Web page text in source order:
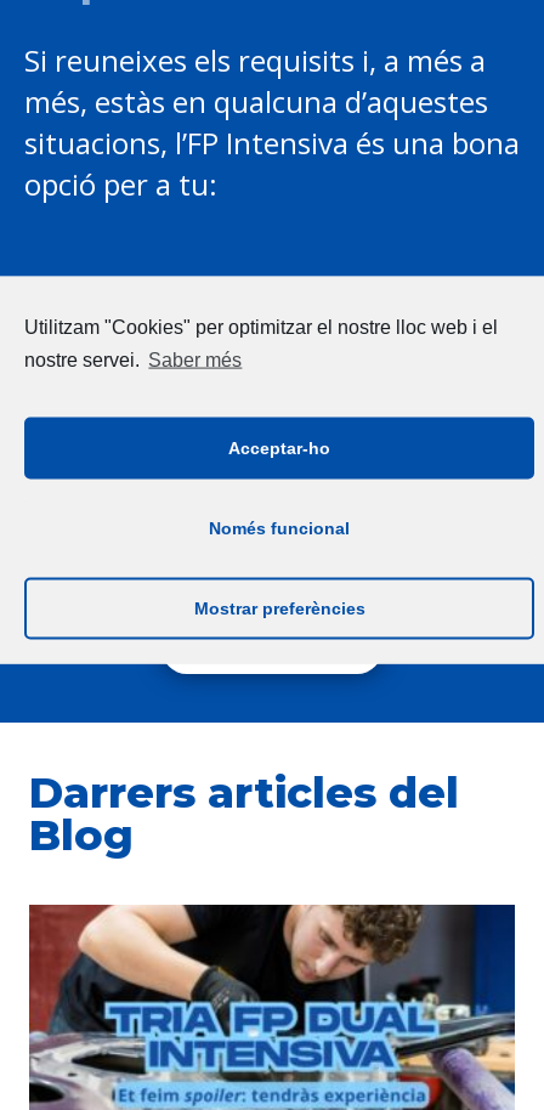
Si reuneixes els requisits i, a més a
més, estàs en qualcuna d’aquestes
situacions, l’FP Intensiva és una bona
opció per a tu:
Estàs disposat/da a fer l’esforç que suposa estudiar i
Vols obtenir una titulació i al mateix temps experiència
Has tingut experiència laboral prèvia i coneixes el sector,
a alumne-treballador i acordes amb ella fer la l’FP Intensiva
Darrers articles del
Blog
Utilitzam "Cookies" per optimitzar el nostre lloc web i el
nostre servei. Saber més
Acceptar-ho
Només funcional
Mostrar preferències